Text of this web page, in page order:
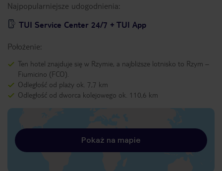
Najpopularniejsze udogodnienia:
TUI Service Center 24/7 + TUI App
Położenie:
Ten hotel znajduje się w Rzymie, a najbliższe lotnisko to Rzym –
Fiumicino (FCO).
Odległość od plaży ok. 7,7 km
Odległość od dworca kolejowego ok. 110,6 km
Pokaż na mapie